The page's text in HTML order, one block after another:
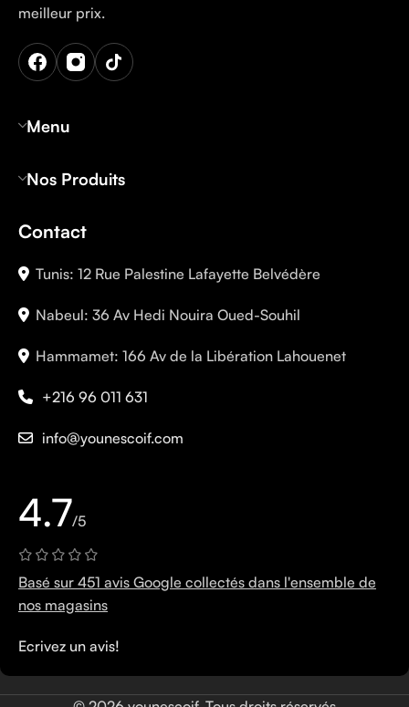
meilleur prix.
Menu
Nos Produits
Contact
Tunis: 12 Rue Palestine Lafayette Belvédère
Nabeul: 36 Av Hedi Nouira Oued-Souhil
Hammamet: 166 Av de la Libération Lahouenet
+216 96 011 631
info@younescoif.com
4.7/5
Basé sur 451 avis Google collectés dans l'ensemble de
nos magasins
Ecrivez un avis!